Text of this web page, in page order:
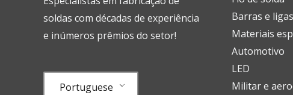
soldas com décadas de experiência
e inúmeros prêmios do setor!
Portuguese
Barras e
Materiais
Automotivo
LED
Militar e